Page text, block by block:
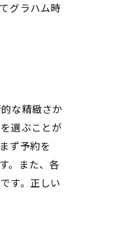
グラハム時
な精緻さか
選ぶことが
ず予約を
。また、各
す。正しい